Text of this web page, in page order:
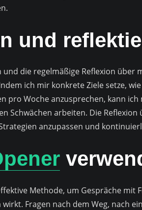
und
und die regelmäßige Reflexion über
ich mir konkrete Ziele setze,
pro Woche anzusprechen, kann
Schwächen arbeiten. Die
anzupassen und
Methode, um Gespräche mit
Fragen nach dem Weg, nach